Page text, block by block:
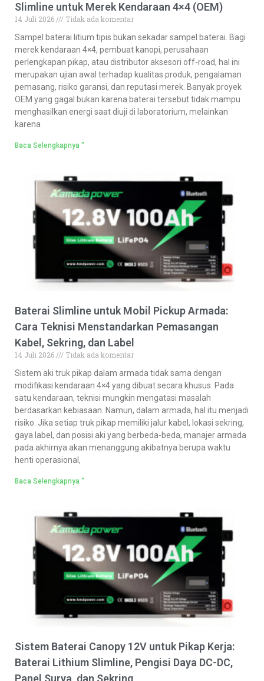
Slimline untuk Merek Kendaraan 4×4 (OEM)
14 Juli 2026
Tidak ada komentar
Sampel baterai litium tipis bukan sekadar sampel baterai. Bagi
merek kendaraan 4×4, pembuat kanopi, perusahaan
perlengkapan pikap, atau distributor aksesori off-road, hal ini
merupakan ujian awal terhadap kualitas produk, pengalaman
pemasang, risiko garansi, dan reputasi merek. Banyak proyek
OEM yang gagal bukan karena baterai tersebut tidak mampu
menghasilkan energi saat diuji di laboratorium, melainkan
karena
Baca Selengkapnya "
Baterai Slimline untuk Mobil Pickup Armada:
Cara Teknisi Menstandarkan Pemasangan
Kabel, Sekring, dan Label
14 Juli 2026
Tidak ada komentar
Sistem aki truk pikap dalam armada tidak sama dengan
modifikasi kendaraan 4×4 yang dibuat secara khusus. Pada
satu kendaraan, teknisi mungkin mengatasi masalah
berdasarkan kebiasaan. Namun, dalam armada, hal itu menjadi
risiko. Jika setiap truk pikap memiliki jalur kabel, lokasi sekring,
gaya label, dan posisi aki yang berbeda-beda, manajer armada
pada akhirnya akan menanggung akibatnya berupa waktu
henti operasional,
Baca Selengkapnya "
Sistem Baterai Canopy 12V untuk Pikap Kerja:
Baterai Lithium Slimline, Pengisi Daya DC-DC,